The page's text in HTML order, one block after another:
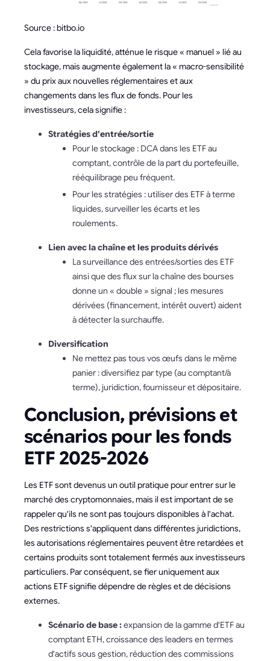
Source : bitbo.io
Cela favorise la liquidité, atténue le risque « manuel » lié au
stockage, mais augmente également la « macro-sensibilité
» du prix aux nouvelles réglementaires et aux
changements dans les flux de fonds. Pour les
investisseurs, cela signifie :
Stratégies d'entrée/sortie
Pour le stockage : DCA dans les ETF au
comptant, contrôle de la part du portefeuille,
rééquilibrage peu fréquent.
Pour les stratégies : utiliser des ETF à terme
liquides, surveiller les écarts et les
roulements.
Lien avec la chaîne et les produits dérivés
La surveillance des entrées/sorties des ETF
ainsi que des flux sur la chaîne des bourses
donne un « double » signal ; les mesures
dérivées (financement, intérêt ouvert) aident
à détecter la surchauffe.
Diversification
Ne mettez pas tous vos œufs dans le même
panier : diversifiez par type (au comptant/à
terme), juridiction, fournisseur et dépositaire.
Conclusion, prévisions et
scénarios pour les fonds
ETF 2025-2026
Les ETF sont devenus un outil pratique pour entrer sur le
marché des cryptomonnaies, mais il est important de se
rappeler qu'ils ne sont pas toujours disponibles à l'achat.
Des restrictions s'appliquent dans différentes juridictions,
les autorisations réglementaires peuvent être retardées et
certains produits sont totalement fermés aux investisseurs
particuliers. Par conséquent, se fier uniquement aux
actions ETF signifie dépendre de règles et de décisions
externes.
Scénario de base :expansion de la gamme d'ETF au
comptant ETH, croissance des leaders en termes
d'actifs sous gestion, réduction des commissions